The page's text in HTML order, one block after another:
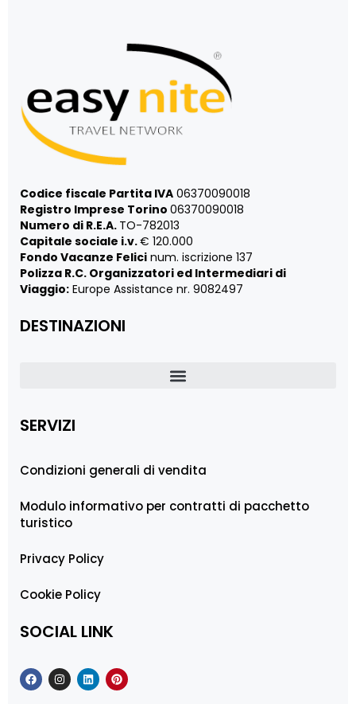
Codice fiscale Partita IVA 06370090018
Registro Imprese Torino 06370090018
Numero di R.E.A. TO-782013
Capitale sociale i.v.€ 120.000
Fondo Vacanze Felici num. iscrizione 137
Polizza R.C. Organizzatori ed Intermediari di
Viaggio: Europe Assistance nr. 9082497
DESTINAZIONI
SERVIZI
Condizioni generali di vendita
Modulo informativo per contratti di pacchetto
turistico
Privacy Policy
Cookie Policy
SOCIAL LINK